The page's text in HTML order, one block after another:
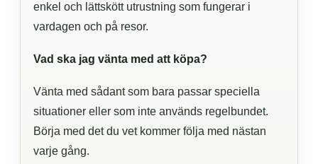
enkel och lättskött utrustning som fungerar i
vardagen och på resor.
Vad ska jag vänta med att köpa?
Vänta med sådant som bara passar speciella
situationer eller som inte används regelbundet.
Börja med det du vet kommer följa med nästan
varje gång.